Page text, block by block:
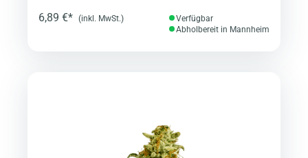
6,89 €* (inkl. MwSt.)
Verfügbar
Abholbereit in Mannheim